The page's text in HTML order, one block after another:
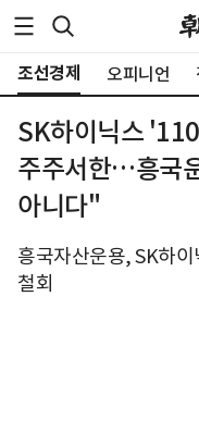
조선경제 오피니언
SK하이닉스
주주서한…흥국
아니다"
흥국자산운용, SK하
철회